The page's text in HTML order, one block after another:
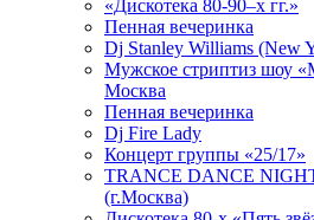
«Дискотека 80-90–х гг.»
Пенная вечеринка
Dj Stanley Williams (New
Мужское стриптиз шоу
Москва
Пенная вечеринка
Dj Fire Lady
Концерт группы «25/17»
TRANCE DANCE
(г.Москва)